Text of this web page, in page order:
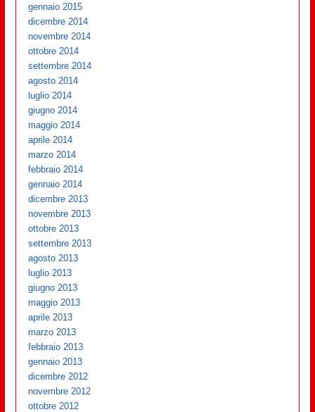
gennaio 2015
dicembre 2014
novembre 2014
ottobre 2014
settembre 2014
agosto 2014
luglio 2014
giugno 2014
maggio 2014
aprile 2014
marzo 2014
febbraio 2014
gennaio 2014
dicembre 2013
novembre 2013
ottobre 2013
settembre 2013
agosto 2013
luglio 2013
giugno 2013
maggio 2013
aprile 2013
marzo 2013
febbraio 2013
gennaio 2013
dicembre 2012
novembre 2012
ottobre 2012